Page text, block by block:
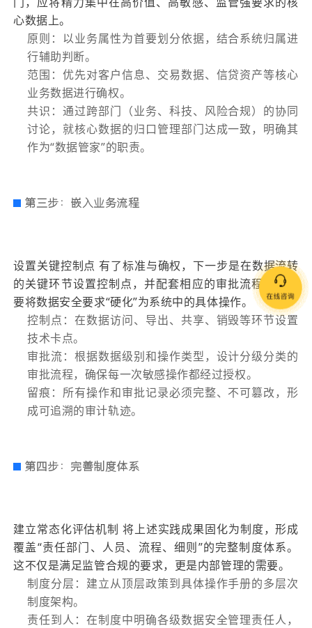
心数据上。
原则：以业务属性为首要划分依据，结合系统归属进
行辅助判断。
范围：优先对客户信息、交易数据、信贷资产等核心
业务数据进行确权。
共识：通过跨部门（业务、科技、风险合规）的协同
讨论，就核心数据的归口管理部门达成一致，明确其
作为“数据管家”的职责。
第三步：嵌入业务流程
设置关键控制点 有了标准与确权，下一步是在数据流转
的关键环节设置控制点，并配套相应的审批流程。这需
要将数据安全要求“硬化”为系统中的具体操作。
控制点：在数据访问、导出、共享、销毁等环节设置
技术卡点。
审批流：根据数据级别和操作类型，设计分级分类的
审批流程，确保每一次敏感操作都经过授权。
留痕：所有操作和审批记录必须完整、不可篡改，形
成可追溯的审计轨迹。
第四步：完善制度体系
建立常态化评估机制 将上述实践成果固化为制度，形成
覆盖“责任部门、人员、流程、细则”的完整制度体系。
这不仅是满足监管合规的要求，更是内部管理的需要。
制度分层：建立从顶层政策到具体操作手册的多层次
制度架构。
责任到人：在制度中明确各级数据安全管理责任人，